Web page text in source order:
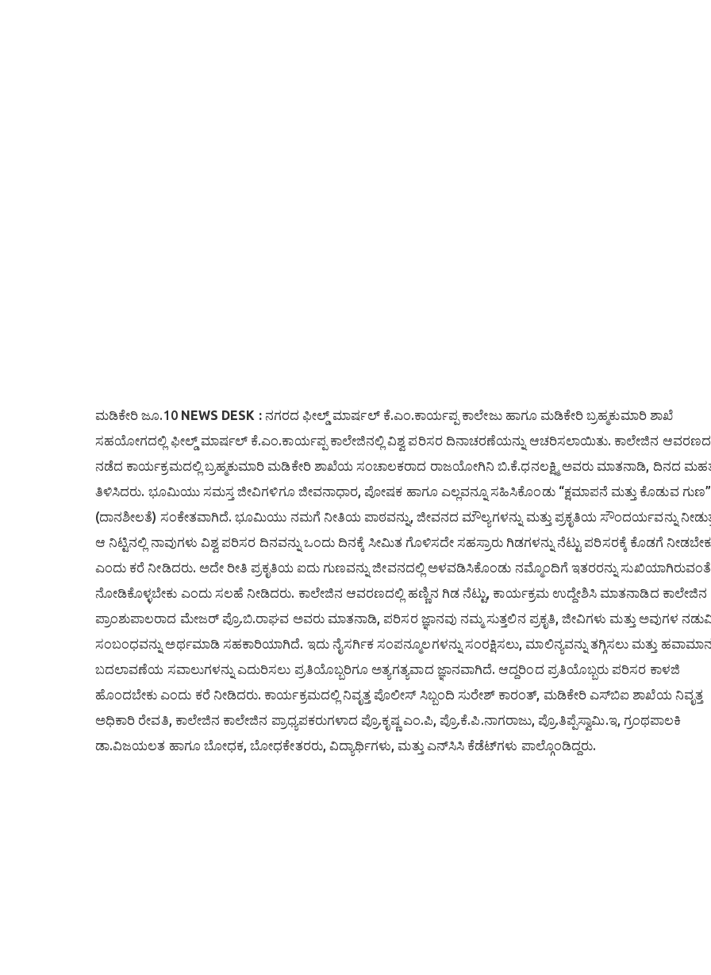
ಮಡಿಕೇರಿ ಜೂ.10 NEWS DESK :ನಗರದ ಫೀಲ್ಡ್ ಮಾರ್ಷಲ್ ಕೆ.ಎಂ.ಕಾರ್ಯಪ್ಪ ಕಾಲೇಜು ಹಾಗೂ ಮಡಿಕೇರಿ ಬ್ರಹ್ಮಕುಮಾರಿ ಶಾಖೆ
ಸಹಯೋಗದಲ್ಲಿ ಫೀಲ್ಡ್ ಮಾರ್ಷಲ್ ಕೆ.ಎಂ.ಕಾರ್ಯಪ್ಪ ಕಾಲೇಜಿನಲ್ಲಿ ವಿಶ್ವ ಪರಿಸರ ದಿನಾಚರಣೆಯನ್ನು ಆಚರಿಸಲಾಯಿತು. ಕಾಲೇಜಿನ
ನಡೆದ ಕಾರ್ಯಕ್ರಮದಲ್ಲಿ ಬ್ರಹ್ಮಕುಮಾರಿ ಮಡಿಕೇರಿ ಶಾಖೆಯ ಸಂಚಾಲಕರಾದ ರಾಜಯೋಗಿನಿ ಬಿ.ಕೆ.ಧನಲಕ್ಷ್ಮಿ ಅವರು ಮಾತನಾಡಿ, ದಿನದ
ತಿಳಿಸಿದರು. ಭೂಮಿಯು ಸಮಸ್ತ ಜೀವಿಗಳಿಗೂ ಜೀವನಾಧಾರ, ಪೋಷಕ ಹಾಗೂ ಎಲ್ಲವನ್ನೂ ಸಹಿಸಿಕೊಂಡು “ಕ್ಷಮಾಪನೆ ಮತ್ತು ಕೊಡುವ
(ದಾನಶೀಲತೆ) ಸಂಕೇತವಾಗಿದೆ. ಭೂಮಿಯು ನಮಗೆ ನೀತಿಯ ಪಾಠವನ್ನು, ಜೀವನದ ಮೌಲ್ಯಗಳನ್ನು ಮತ್ತು ಪ್ರಕೃತಿಯ ಸೌಂದರ್ಯವನ್ನು
ಆ ನಿಟ್ಟಿನಲ್ಲಿ ನಾವುಗಳು ವಿಶ್ವ ಪರಿಸರ ದಿನವನ್ನು ಒಂದು ದಿನಕ್ಕೆ ಸೀಮಿತ ಗೊಳಿಸದೇ ಸಹಸ್ರಾರು ಗಿಡಗಳನ್ನು ನೆಟ್ಟು ಪರಿಸರಕ್ಕೆ ಕೊಡಗೆ
ಎಂದು ಕರೆ ನೀಡಿದರು. ಅದೇ ರೀತಿ ಪ್ರಕೃತಿಯ ಐದು ಗುಣವನ್ನು ಜೀವನದಲ್ಲಿ ಅಳವಡಿಸಿಕೊಂಡು ನಮ್ಮೊಂದಿಗೆ ಇತರರನ್ನು ಸುಖಿಯಾಗಿರುವಂತೆ
ನೋಡಿಕೊಳ್ಳಬೇಕು ಎಂದು ಸಲಹೆ ನೀಡಿದರು. ಕಾಲೇಜಿನ ಆವರಣದಲ್ಲಿ ಹಣ್ಣಿನ ಗಿಡ ನೆಟ್ಟು, ಕಾರ್ಯಕ್ರಮ ಉದ್ದೇಶಿಸಿ ಮಾತನಾಡಿದ ಕಾಲೇಜಿನ
ಪ್ರಾಂಶುಪಾಲರಾದ ಮೇಜರ್ ಪ್ರೊ.ಬಿ.ರಾಘವ ಅವರು ಮಾತನಾಡಿ, ಪರಿಸರ ಜ್ಞಾನವು ನಮ್ಮ ಸುತ್ತಲಿನ ಪ್ರಕೃತಿ, ಜೀವಿಗಳು ಮತ್ತು ಅವುಗಳ
ಸಂಬಂಧವನ್ನು ಅರ್ಥಮಾಡಿ ಸಹಕಾರಿಯಾಗಿದೆ. ಇದು ನೈಸರ್ಗಿಕ ಸಂಪನ್ಮೂಲಗಳನ್ನು ಸಂರಕ್ಷಿಸಲು, ಮಾಲಿನ್ಯವನ್ನು ತಗ್ಗಿಸಲು ಮತ್ತು
ಬದಲಾವಣೆಯ ಸವಾಲುಗಳನ್ನು ಎದುರಿಸಲು ಪ್ರತಿಯೊಬ್ಬರಿಗೂ ಅತ್ಯಗತ್ಯವಾದ ಜ್ಞಾನವಾಗಿದೆ. ಆದ್ದರಿಂದ ಪ್ರತಿಯೊಬ್ಬರು ಪರಿಸರ ಕಾಳಜಿ
ಹೊಂದಬೇಕು ಎಂದು ಕರೆ ನೀಡಿದರು. ಕಾರ್ಯಕ್ರಮದಲ್ಲಿ ನಿವೃತ್ತ ಪೊಲೀಸ್ ಸಿಬ್ಬಂದಿ ಸುರೇಶ್ ಕಾರಂತ್, ಮಡಿಕೇರಿ ಎಸ್‍ಬಿಐ ಶಾಖೆಯ ನಿವೃತ್ತ
ಅಧಿಕಾರಿ ರೇವತಿ, ಕಾಲೇಜಿನ ಕಾಲೇಜಿನ ಪ್ರಾಧ್ಯಪಕರುಗಳಾದ ಪ್ರೊ.ಕೃಷ್ಣ ಎಂ.ಪಿ, ಪ್ರೊ.ಕೆ.ಪಿ.ನಾಗರಾಜು, ಪ್ರೊ.ತಿಪ್ಪೆಸ್ವಾಮಿ.ಇ, ಗ್ರಂಥಪಾಲಕಿ
ಡಾ.ವಿಜಯಲತ ಹಾಗೂ ಬೋಧಕ, ಬೋಧಕೇತರರು, ವಿದ್ಯಾರ್ಥಿಗಳು, ಮತ್ತು ಎನ್‍ಸಿಸಿ ಕೆಡೆಟ್‍ಗಳು ಪಾಲ್ಗೊಂಡಿದ್ದರು.